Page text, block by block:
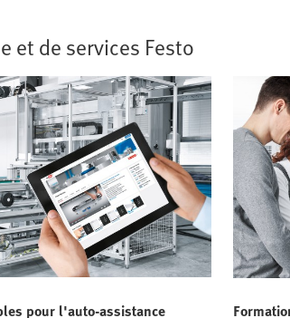
et de services Festo
pour l'auto-assistance